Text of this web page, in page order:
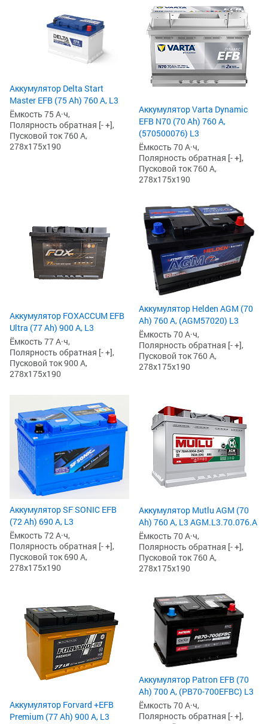
Аккумулятор Delta Start
Master EFB (75 Ah) 760 А, L3
Ёмкость 75 А·ч,
Полярность обратная [- +],
Пусковой ток 760 А,
278x175x190
Аккумулятор Varta Dynamic
EFB N70 (70 Ah) 760 А,
(570500076) L3
Ёмкость 70 А·ч,
Полярность обратная [- +],
Пусковой ток 760 А,
278x175x190
Аккумулятор FOXACCUM EFB
Ultra (77 Ah) 900 А, L3
Ёмкость 77 А·ч,
Полярность обратная [- +],
Пусковой ток 900 А,
278x175x190
Аккумулятор Helden AGM (70
Ah) 760 А, (AGM57020) L3
Ёмкость 70 А·ч,
Полярность обратная [- +],
Пусковой ток 760 А,
278x175x190
Аккумулятор SF SONIC EFB
(72 Ah) 690 А, L3
Ёмкость 72 А·ч,
Полярность обратная [- +],
Пусковой ток 690 А,
278x175x190
Аккумулятор Mutlu AGM (70
Ah) 760 А, L3 AGM.L3.70.076.A
Ёмкость 70 А·ч,
Полярность обратная [- +],
Пусковой ток 760 А,
278x175x190
Аккумулятор Forvard +EFB
Premium (77 Ah) 900 А, L3
Аккумулятор Patron EFB (70
Ah) 700 А, (PB70-700EFBC) L3
Ёмкость 70 А·ч,
Полярность обратная [- +],